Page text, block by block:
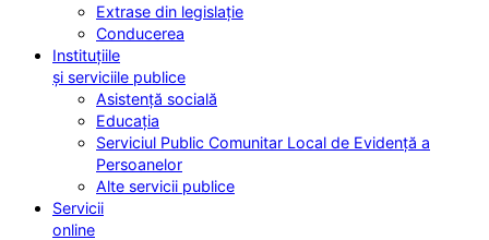
Extrase din legislație
Conducerea
Instituțiile
și serviciile publice
Asistență socială
Educația
Serviciul Public Comunitar Local de Evidență a
Persoanelor
Alte servicii publice
Servicii
online